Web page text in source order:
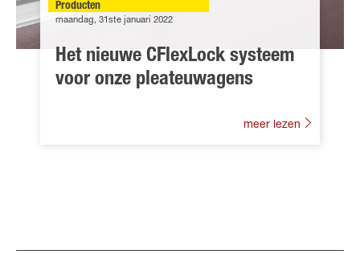
Producten
maandag, 31ste januari 2022
Het nieuwe CFlexLock systeem
voor onze pleateuwagens
meer lezen